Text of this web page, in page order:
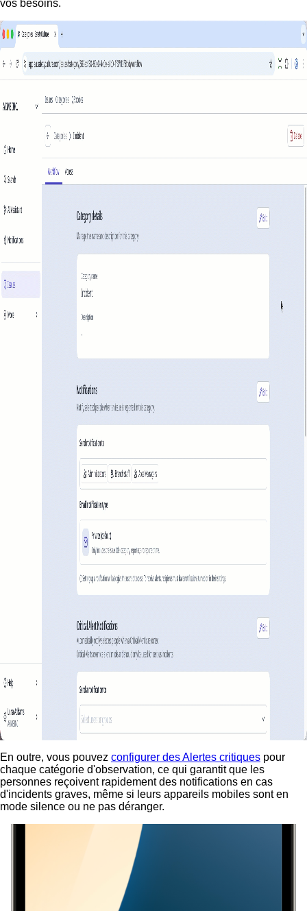
vos besoins.
En outre, vous pouvez configurer des Alertes critiques pour
chaque catégorie d'observation, ce qui garantit que les
personnes reçoivent rapidement des notifications en cas
d'incidents graves, même si leurs appareils mobiles sont en
mode silence ou ne pas déranger.